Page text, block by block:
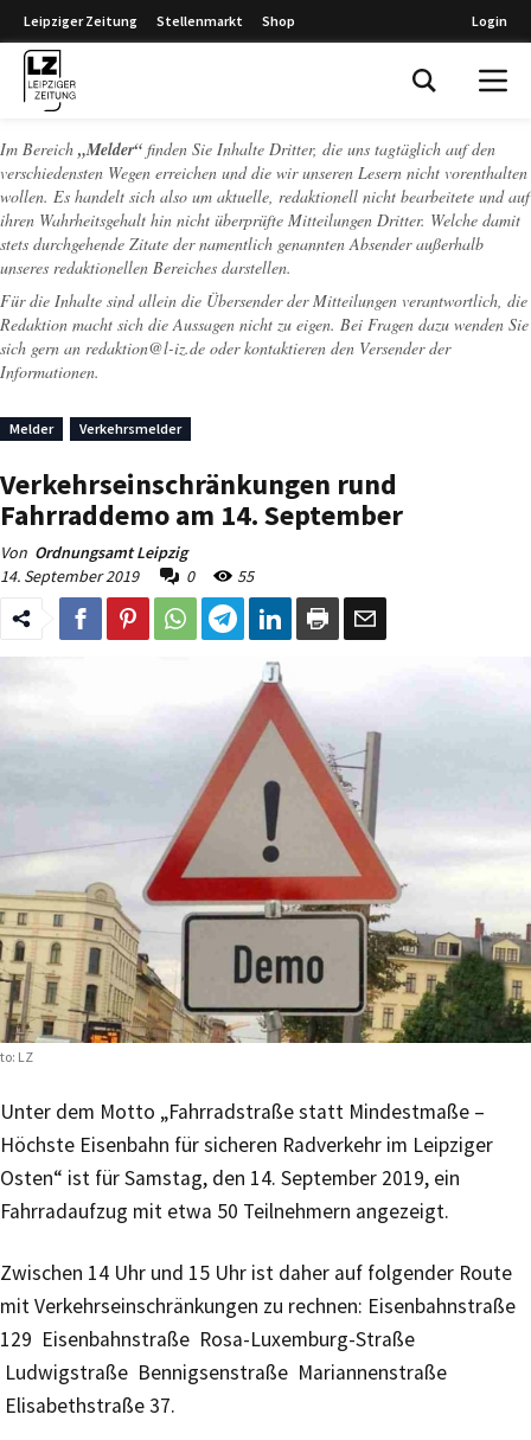
Leipziger Zeitung Stellenmarkt Shop Login
Im Bereich „Melder“ finden Sie Inhalte Dritter, die uns tagtäglich auf den
verschiedensten Wegen erreichen und die wir unseren Lesern nicht vorenthalten
wollen. Es handelt sich also um aktuelle, redaktionell nicht bearbeitete und auf
ihren Wahrheitsgehalt hin nicht überprüfte Mitteilungen Dritter. Welche damit
stets durchgehende Zitate der namentlich genannten Absender außerhalb
unseres redaktionellen Bereiches darstellen.
Für die Inhalte sind allein die Übersender der Mitteilungen verantwortlich, die
Redaktion macht sich die Aussagen nicht zu eigen. Bei Fragen dazu wenden Sie
sich gern an redaktion@l-iz.de oder kontaktieren den Versender der
Informationen.
Melder Verkehrsmelder
Verkehrseinschränkungen rund
Fahrraddemo am 14. September
Von Ordnungsamt Leipzig
14. September 2019
0 55
LZ
Unter dem Motto „Fahrradstraße statt Mindestmaße –
Höchste Eisenbahn für sicheren Radverkehr im Leipziger
Osten“ ist für Samstag, den 14. September 2019, ein
Fahrradaufzug mit etwa 50 Teilnehmern angezeigt.
Zwischen 14 Uhr und 15 Uhr ist daher auf folgender Route
mit Verkehrseinschränkungen zu rechnen: Eisenbahnstraße
129 Eisenbahnstraße Rosa-Luxemburg-Straße
Ludwigstraße Bennigsenstraße Mariannenstraße
Elisabethstraße 37.